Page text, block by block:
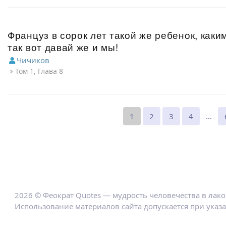
Француз в сорок лет такой же ребенок,
так вот давай же и мы!
Чичиков
Том 1, Глава 8
1 2 3 4 ...
2026 © Феократ Quotes — мудрость человечества в
Использование материалов сайта допускается при